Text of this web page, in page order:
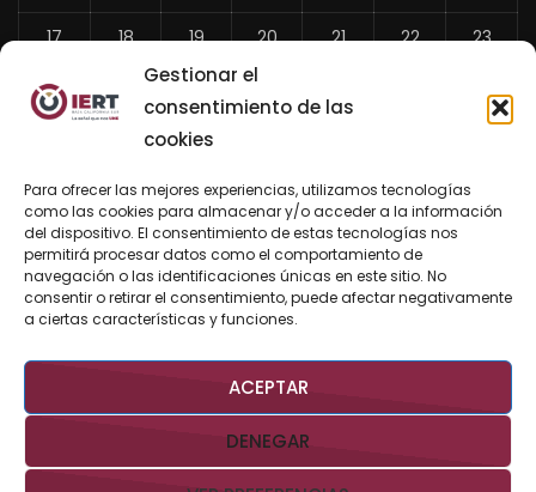
Gestionar el
consentimiento de las
cookies
Para ofrecer las mejores experiencias, utilizamos tecnologías
como las cookies para almacenar y/o acceder a la información
del dispositivo. El consentimiento de estas tecnologías nos
permitirá procesar datos como el comportamiento de
navegación o las identificaciones únicas en este sitio. No
consentir o retirar el consentimiento, puede afectar negativamente
a ciertas características y funciones.
ACEPTAR
DENEGAR
17 18 19 20 21 22 23
24 26 27
«
Jul
BUSCAR AHORA